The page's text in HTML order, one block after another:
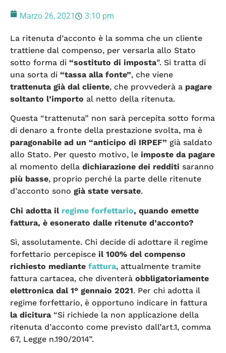
Marzo 26, 2021 3:10 pm
La ritenuta d’acconto è la somma che un cliente
trattiene dal compenso, per versarla allo Stato
sotto forma di “sostituto di imposta”. Si tratta di
una sorta di “tassa alla fonte”, che viene
trattenuta già dal cliente, che provvederà a pagare
soltanto l’importo al netto della ritenuta.
Questa “trattenuta” non sarà percepita sotto forma
di denaro a fronte della prestazione svolta, ma è
paragonabile ad un “anticipo di IRPEF” già saldato
allo Stato. Per questo motivo, le imposte da pagare
al momento della dichiarazione dei redditi saranno
più basse, proprio perché la parte delle ritenute
d’acconto sono già state versate.
Chi adotta ilregime forfettario, quando emette
fattura, è esonerato dalle ritenute d’acconto?
Sì, assolutamente. Chi decide di adottare il regime
forfettario percepisce il 100% del compenso
richiesto mediante fattura, attualmente tramite
fattura cartacea, che diventerà obbligatoriamente
elettronica dal 1° gennaio 2021. Per chi adotta il
regime forfettario, è opportuno indicare in fattura
la dicitura “Si richiede la non applicazione della
ritenuta d’acconto come previsto dall’art.1, comma
67, Legge n.190/2014”.